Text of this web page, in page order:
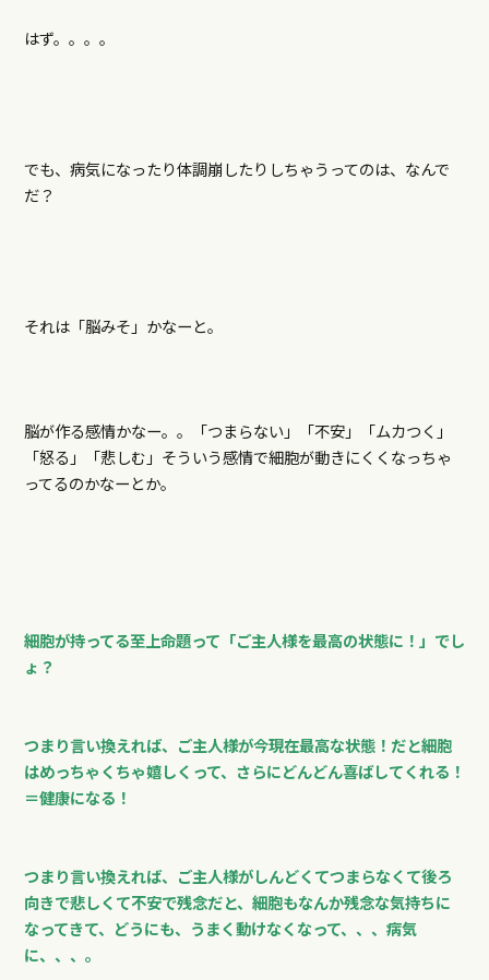
はず。。。。
でも、病気になったり体調崩したりしちゃうってのは、なんで
だ？
それは「脳みそ」かなーと。
脳が作る感情かなー。。「つまらない」「不安」「ムカつく」
「怒る」「悲しむ」そういう感情で細胞が動きにくくなっちゃ
ってるのかなーとか。
細胞が持ってる至上命題って「ご主人様を最高の状態に！」でし
ょ？
つまり言い換えれば、ご主人様が今現在最高な状態！だと細胞
はめっちゃくちゃ嬉しくって、さらにどんどん喜ばしてくれる！
＝健康になる！
つまり言い換えれば、ご主人様がしんどくてつまらなくて後ろ
向きで悲しくて不安で残念だと、細胞もなんか残念な気持ちに
なってきて、どうにも、うまく動けなくなって、、、病気
に、、、。